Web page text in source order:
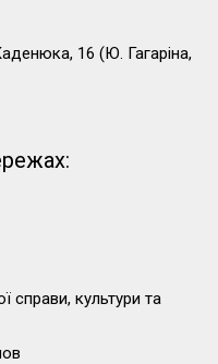
16 (Ю. Гагаріна,
справи, культури та